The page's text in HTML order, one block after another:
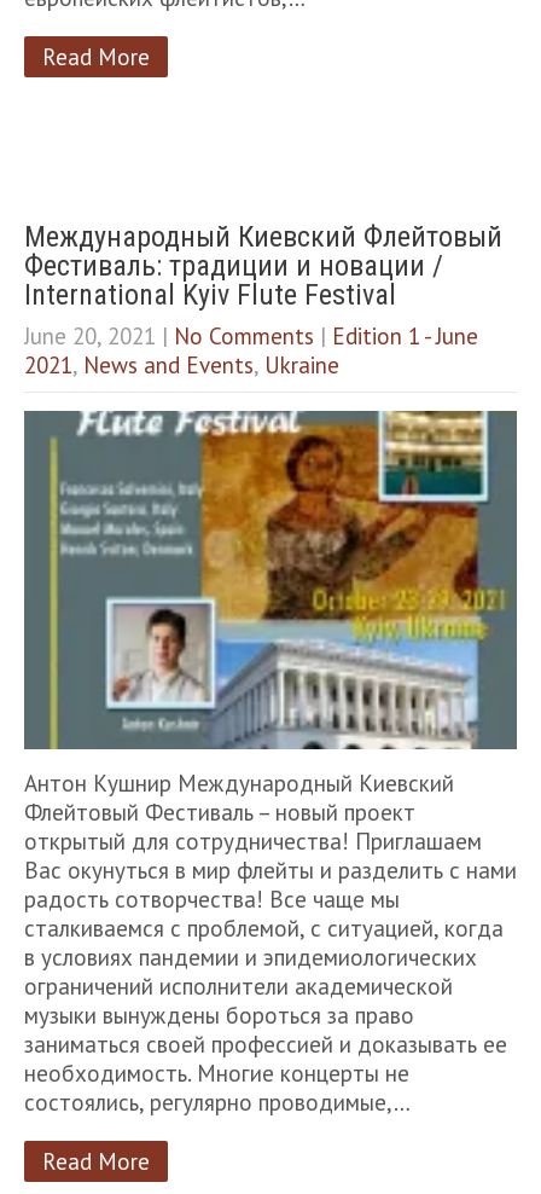
Read More
Международный Киевский Флейтовый
Фестиваль: традиции и новации /
International Kyiv Flute Festival
June 20, 2021 | No Comments | Edition 1 - June
2021, News and Events, Ukraine
Антон Кушнир Международный Киевский
Флейтовый Фестиваль – новый проект
открытый для сотрудничества! Приглашаем
Вас окунуться в мир флейты и разделить с нами
радость сотворчества! Все чаще мы
сталкиваемся с проблемой, с ситуацией, когда
в условиях пандемии и эпидемиологических
ограничений исполнители академической
музыки вынуждены бороться за право
заниматься своей профессией и доказывать ее
необходимость. Многие концерты не
состоялись, регулярно проводимые,…
Read More